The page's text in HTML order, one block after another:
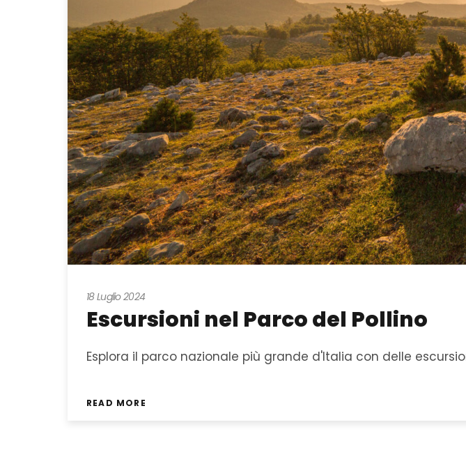
18 Luglio 2024
Escursioni nel Parco del Pollino
Esplora il parco nazionale più grande d'Italia con delle
READ MORE